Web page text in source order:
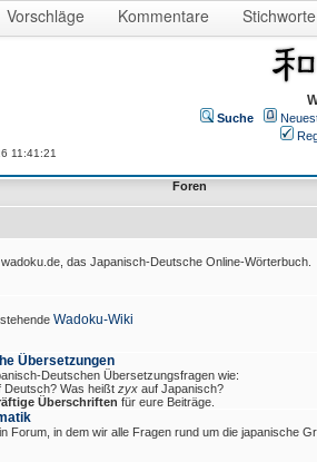
Vorschläge Kommentare Stichworte
Suche
11:41:21
Foren
das Japanisch-Deutsche Online-Wörterbuch.
Wadoku-Wiki
Übersetzungen
Deutschen Übersetzungsfragen wie:
Deutsch? Was heißt zyx auf Japanisch?
Überschriften für eure Beiträge.
Forum, in dem wir alle Fragen rund um die japanische